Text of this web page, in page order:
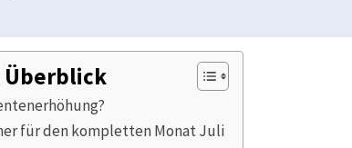
Überblick
für den kompletten Monat Juli